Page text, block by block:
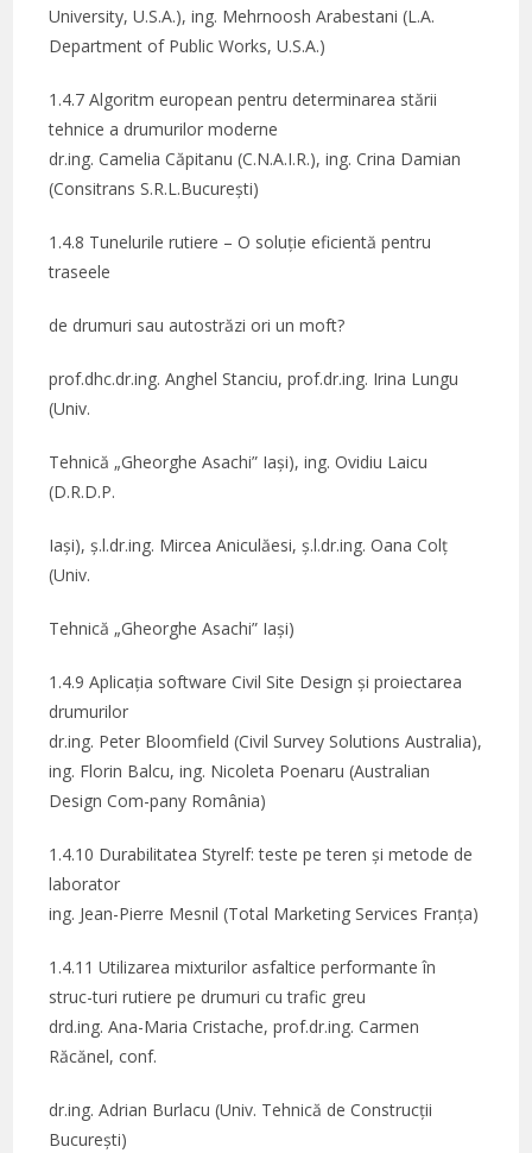
University, U.S.A.), ing. Mehrnoosh Arabestani (L.A.
Department of Public Works, U.S.A.)
1.4.7 Algoritm european pentru determinarea stării
tehnice a drumurilor moderne
dr.ing. Camelia Căpitanu (C.N.A.I.R.), ing. Crina Damian
(Consitrans S.R.L.București)
1.4.8 Tunelurile rutiere – O soluție eficientă pentru
traseele
de drumuri sau autostrăzi ori un moft?
prof.dhc.dr.ing. Anghel Stanciu, prof.dr.ing. Irina Lungu
(Univ.
Tehnică „Gheorghe Asachi” Iași), ing. Ovidiu Laicu
(D.R.D.P.
Iași), ș.l.dr.ing. Mircea Aniculăesi, ș.l.dr.ing. Oana Colț
(Univ.
Tehnică „Gheorghe Asachi” Iași)
1.4.9 Aplicația software Civil Site Design și proiectarea
drumurilor
dr.ing. Peter Bloomfield (Civil Survey Solutions Australia),
ing. Florin Balcu, ing. Nicoleta Poenaru (Australian
Design Com-pany România)
1.4.10 Durabilitatea Styrelf: teste pe teren și metode de
laborator
ing. Jean-Pierre Mesnil (Total Marketing Services Franța)
1.4.11 Utilizarea mixturilor asfaltice performante în
struc-turi rutiere pe drumuri cu trafic greu
drd.ing. Ana-Maria Cristache, prof.dr.ing. Carmen
Răcănel, conf.
dr.ing. Adrian Burlacu (Univ. Tehnică de Construcții
București)